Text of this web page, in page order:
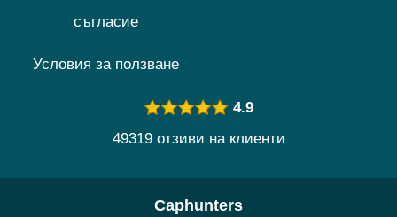
съгласие
Условия за ползване
4.9
49319 отзиви на клиенти
Caphunters